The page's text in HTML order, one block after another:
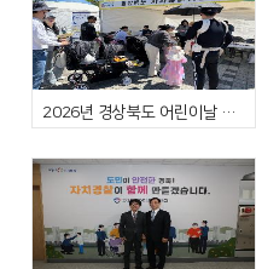
2026년 경상북도 어린이날 큰잔치 자치경찰 홍보부스 운영(26.5.5.)